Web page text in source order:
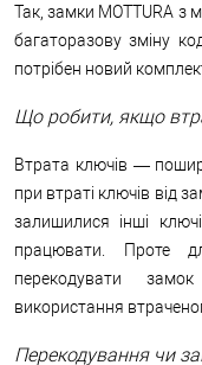
Так, замки MOTTURA з
багаторазову зміну
потрібен новий
Що робити, якщо
Втрата ключів —
при втраті ключів від
залишилися інші
працювати. Проте
перекодувати
використання
Перекодування чи